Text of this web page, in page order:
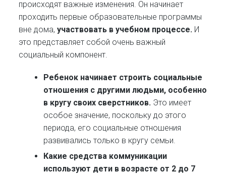
происходят важные изменения. Он начинает
проходить первые образовательные программы
вне дома,участвовать в учебном процессе. И
это представляет собой очень важный
социальный компонент.
Ребенок начинает строить социальные
отношения с другими людьми, особенно
в кругу своих сверстников. Это имеет
особое значение, поскольку до этого
периода, его социальные отношения
развивались только в кругу семьи.
Какие средства коммуникации
используют дети в возрасте от 2 до 7